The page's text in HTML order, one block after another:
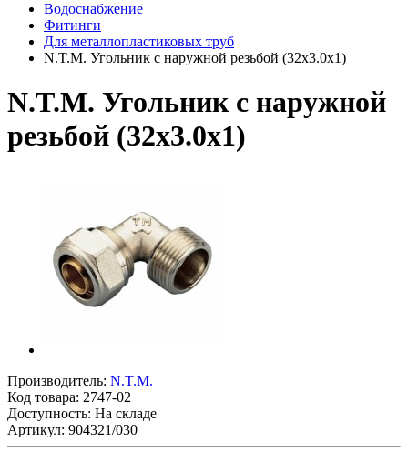
Водоснабжение
Фитинги
Для металлопластиковых труб
N.T.M. Угольник с наружной резьбой (32х3.0х1)
N.T.M. Угольник с наружной
резьбой (32х3.0х1)
Производитель: N.T.M.
Код товара: 2747-02
Доступность: На складе
Артикул: 904321/030